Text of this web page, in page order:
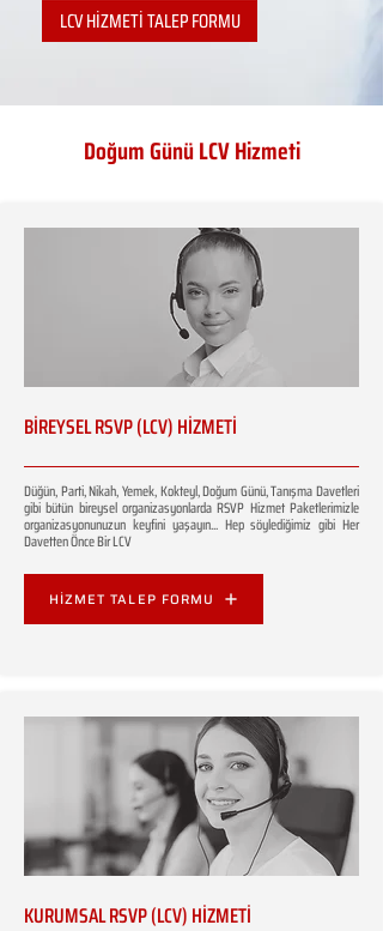
LCV HİZMETİ TALEP FORMU
Doğum Günü LCV Hizmeti
BİREYSEL RSVP (LCV) HİZMETİ
Düğün, Parti, Nikah, Yemek, Kokteyl, Doğum Günü, Tanışma Davetleri
gibi bütün bireysel organizasyonlarda RSVP Hizmet Paketlerimizle
organizasyonunuzun keyfini yaşayın... Hep söylediğimiz gibi Her
Davetten Önce Bir LCV
HİZMET TALEP FORMU
KURUMSAL RSVP (LCV) HİZMETİ